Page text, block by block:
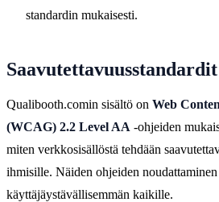
standardin mukaisesti.
Saavutettavuusstandardit
Qualibooth.comin sisältö on Web
(WCAG) 2.2 Level AA -ohjeiden
miten verkkosisällöstä tehdään
ihmisille. Näiden ohjeiden noudattaminen
käyttäjäystävällisemmän kaikille.